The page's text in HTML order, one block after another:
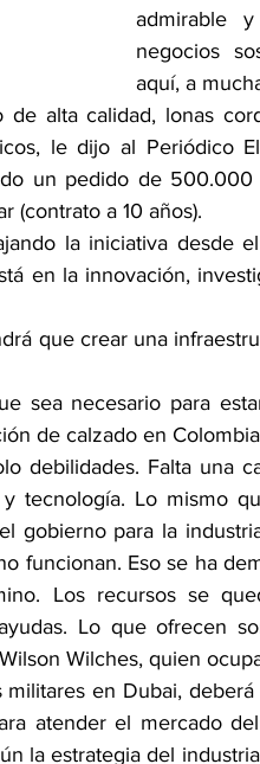
admirable
negocios
aquí, a
de alta calidad, lonas
le dijo al Periódico
un pedido de 500.000
(contrato a 10 años).
la iniciativa desde
en la innovación,
que crear una
sea necesario para
de calzado en
debilidades. Falta una
tecnología. Lo mismo
gobierno para la
funcionan. Eso se ha
Los recursos se
Lo que ofrecen
Wilches, quien
en Dubai, deberá
atender el mercado
la estrategia del